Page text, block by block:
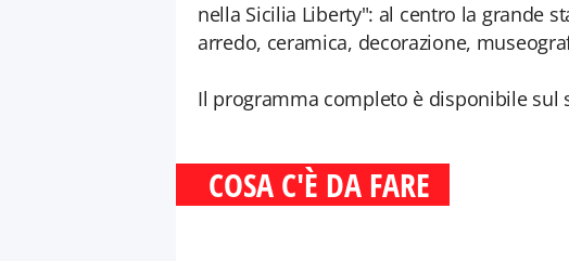
nella Sicilia Liberty": al centro la grande
arredo, ceramica, decorazione,
Il programma completo è disponibile sul
COSA C'È DA FARE